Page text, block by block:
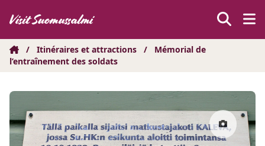
sisältöön
/ Itinéraires et attractions /
Mémorial de
l’entraînement des soldats